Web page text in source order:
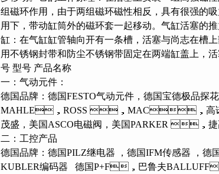
组磁环作用，由于两组磁环磁性相反，具有很强的吸
用下，带动缸筒外的磁环套一起移动。气缸活
缸：在气缸缸管轴向开有一条槽，活塞与尚志在槽
用不锈钢封带和防尘不锈钢带固定在两端缸盖上，
号 型号 产品名称
一：气动元件：
德国品牌：德国FESTO气动元件，德国宝德极品
MAHLE，ROSS ，MAC，高诺斯
茂盛，美国ASCO电磁阀，美国PARKER ，
二：工控产品
德国品牌：德国PILZ继电器 ，德国IFM传感
KUBLER编码器 德国P+F，巴鲁夫